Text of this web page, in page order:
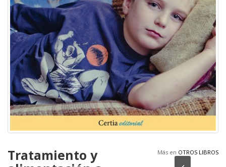
Más en OTROS LIBROS
Tratamiento y